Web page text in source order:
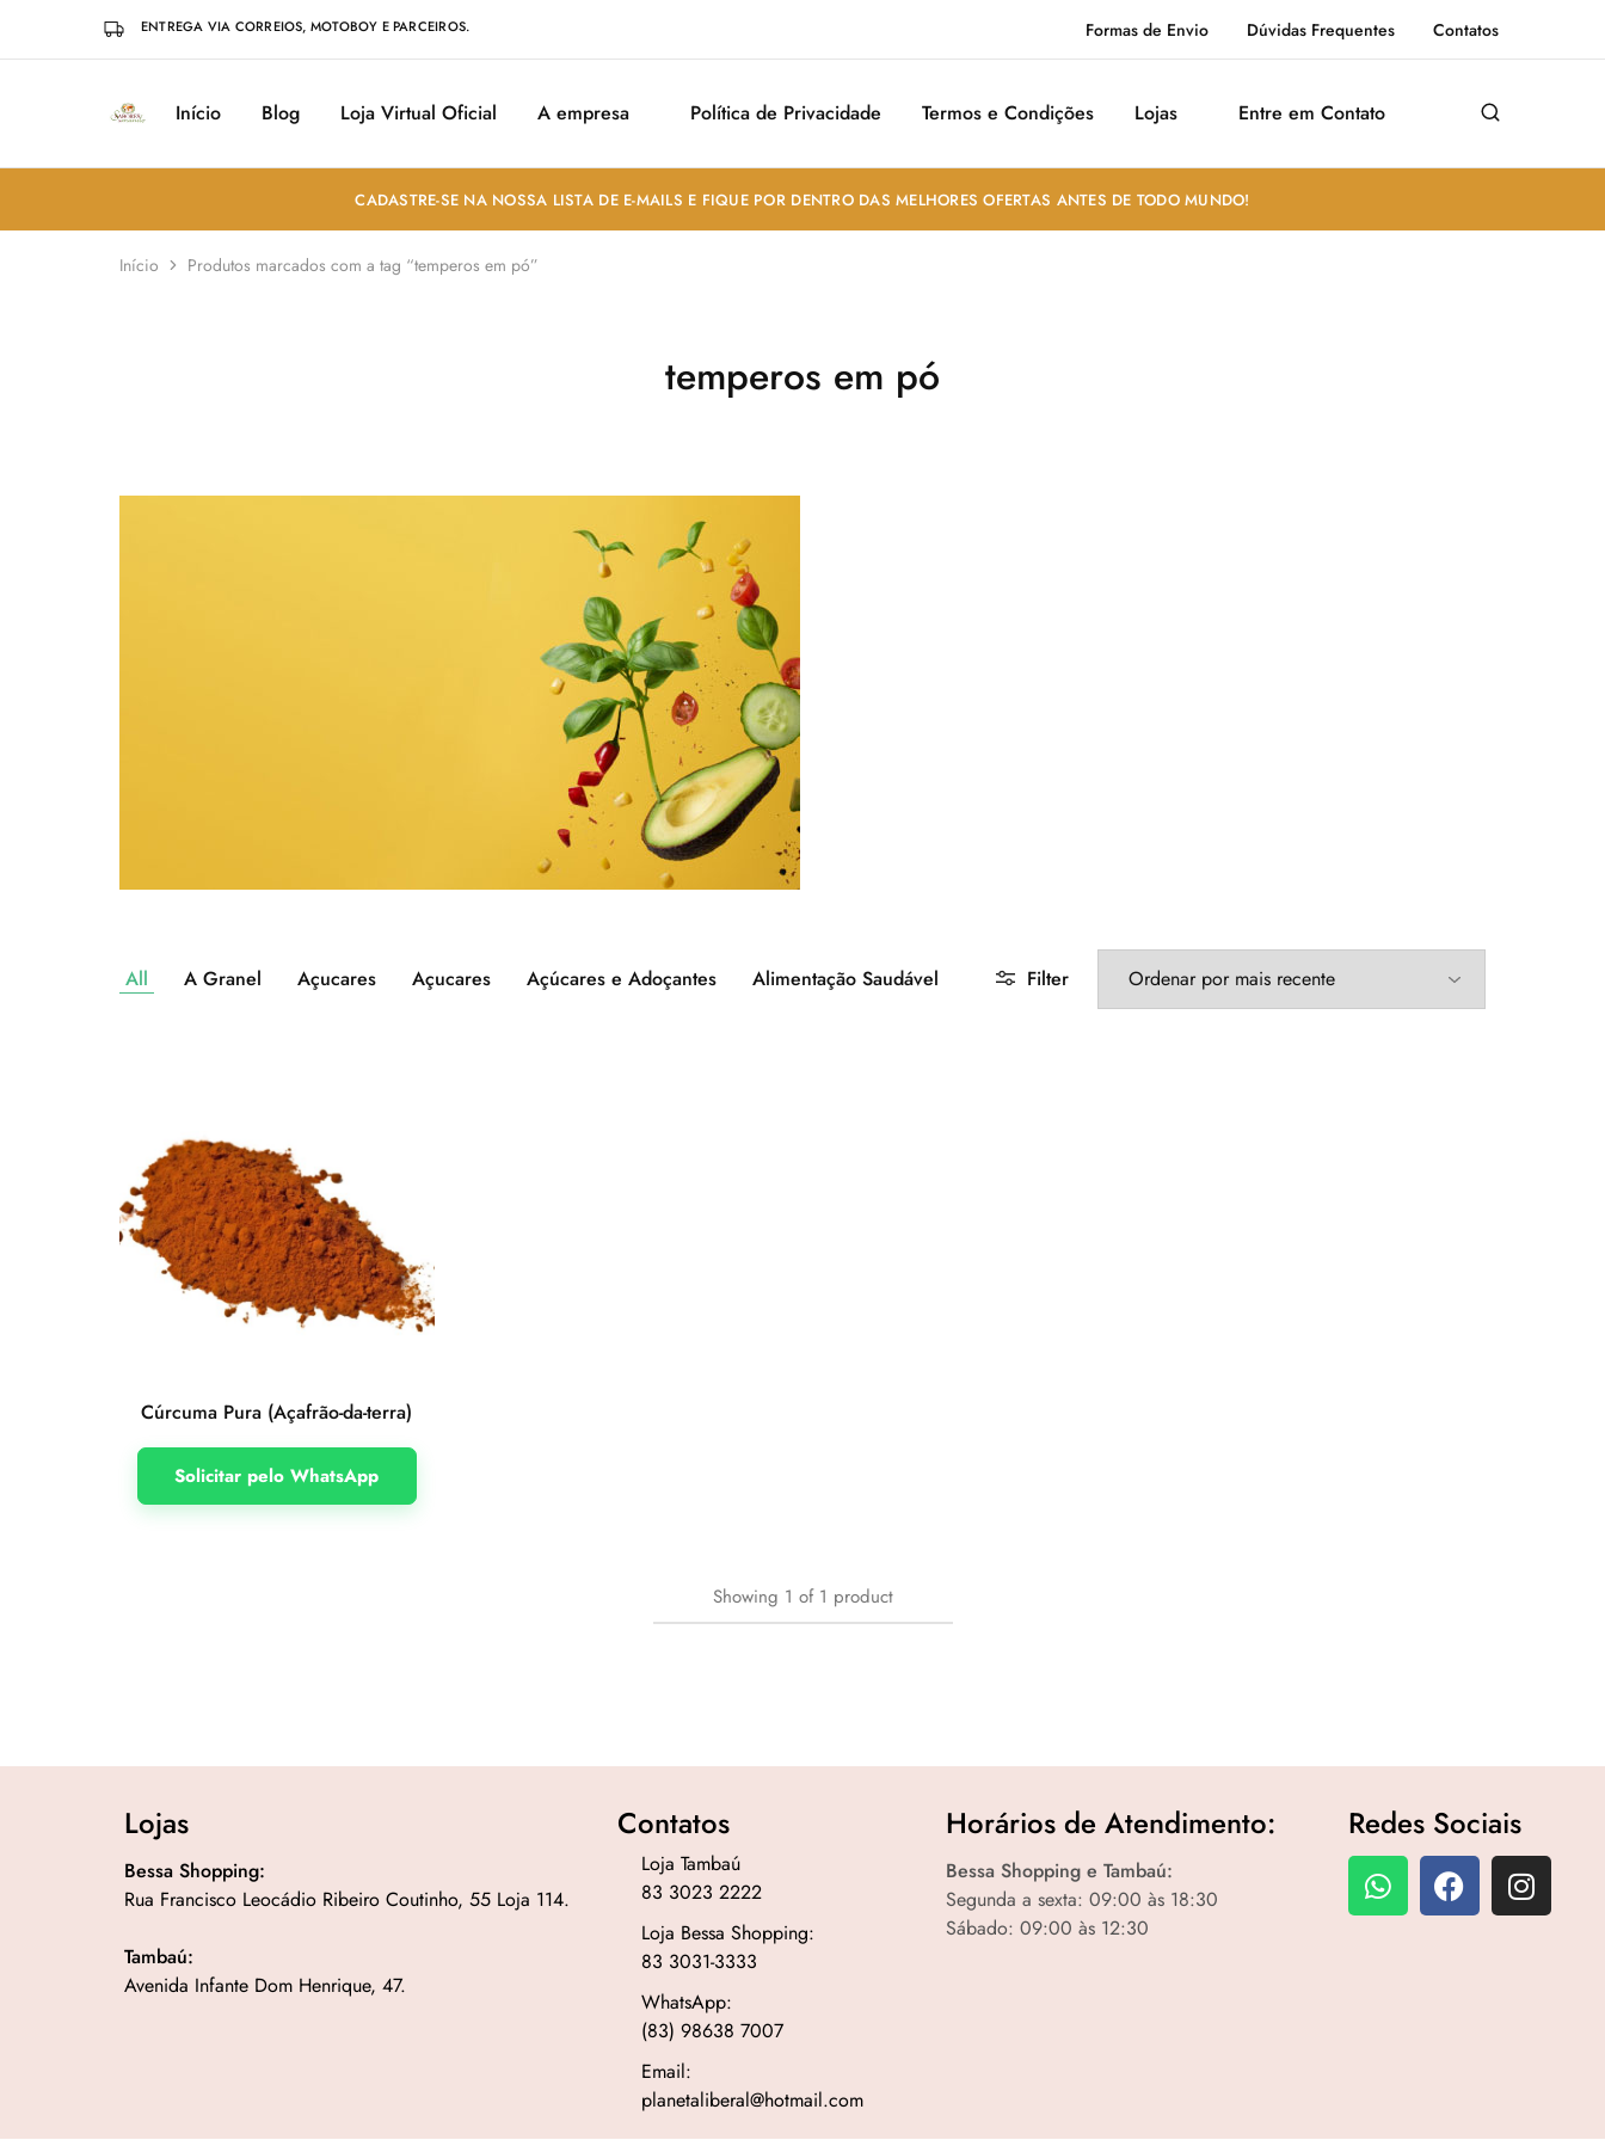
ENTREGA VIA CORREIOS, MOTOBOY E PARCEIROS. Formas de Envio Dúvidas Frequentes Contatos
Sabores
Sua
Temperos
em
João
Pessoa
Início Blog Loja Virtual Oficial A empresa Política de Privacidade Termos e Condições Lojas Entre em Contato
CADASTRE-SE NA NOSSA LISTA DE E-MAILS E FIQUE POR DENTRO DAS MELHORES OFERTAS ANTES DE TODO MUNDO!
Início Produtos marcados com a tag “temperos em pó”
temperos em pó
All A Granel Açucares Açucares Açúcares e Adoçantes Alimentação Saudável Filter
Cúrcuma Pura (Açafrão-da-terra)
Solicitar pelo WhatsApp
Showing 1 of 1 product
Lojas
Bessa Shopping:
Rua Francisco Leocádio Ribeiro Coutinho, 55 Loja 114.
Tambaú:
Avenida Infante Dom Henrique, 47.
Contatos
Loja Tambaú
83 3023 2222
Loja Bessa Shopping:
83 3031-3333
WhatsApp:
(83) 98638 7007
Email:
planetaliberal@hotmail.com
Horários de Atendimento:
Bessa Shopping e Tambaú:
Segunda a sexta: 09:00 às 18:30
Sábado: 09:00 às 12:30
Redes Sociais